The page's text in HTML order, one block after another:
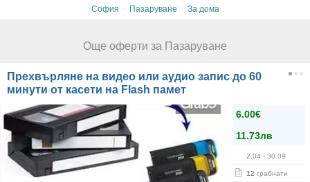
София · Пазаруване · За дома
Още оферти за Пазаруване
Прехвърляне на видео или аудио запис до 60
минути от касети на Flash памет
6.00€
11.73лв
2.04 - 30.09
12 грабнати